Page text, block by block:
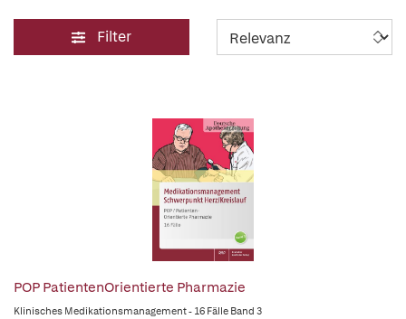
Filter
POP PatientenOrientierte Pharmazie
Klinisches Medikationsmanagement - 16 Fälle Band 3